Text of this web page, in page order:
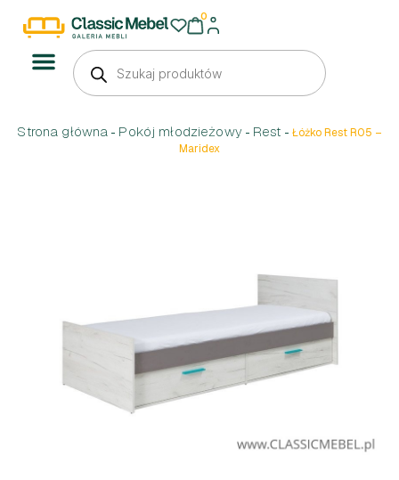
0
Strona główna - Pokój młodzieżowy - Rest - Łóżko Rest R05 –
Maridex